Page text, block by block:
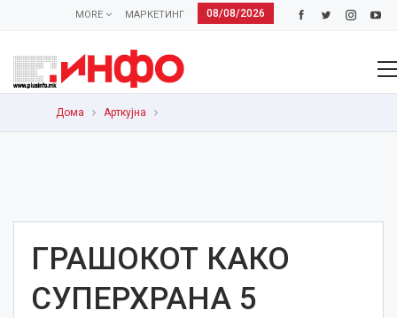
08/08/2026
МАРКЕТИНГ
MORE
Дома Арткујна
ГРАШОКОТ КАКО
СУПЕРХРАНА 5